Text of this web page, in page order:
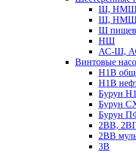
Ш,
Ш, НМШ,
Ш
НШ
АС-Ш,
Винтовые
Н1В
Н1В
Бурун
Бурун
Бурун
2ВВ,
2ВВ
3В